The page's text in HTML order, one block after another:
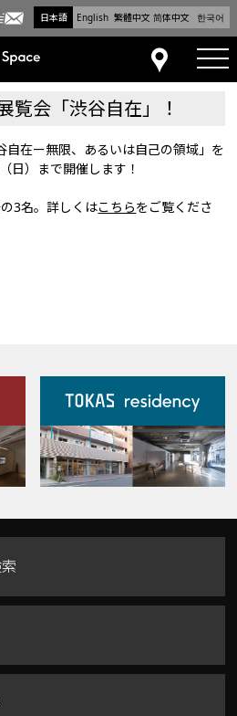
日本語 English 繁體中文 简体中文 한국어
ーアーツアンド
ョーアーツアンド
ーキョーアーツア
メールニュース
アクセス
覧会「渋谷自在」！
自在ー無限、あるいは自己の領域」を
日）まで開催します！
3名。詳しくはこちらをご覧くださ